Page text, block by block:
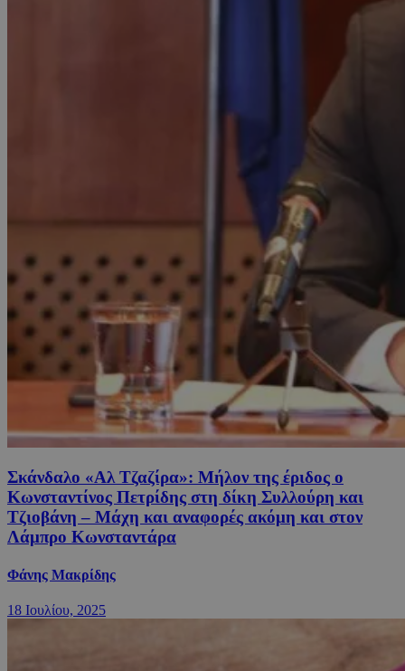
Σκάνδαλο «Αλ Τζαζίρα»: Μήλον της έριδος ο
Κωνσταντίνος Πετρίδης στη δίκη Συλλούρη και
Τζιοβάνη – Μάχη και αναφορές ακόμη και στον
Λάμπρο Κωνσταντάρα
Φάνης Μακρίδης
18 Ιουλίου, 2025